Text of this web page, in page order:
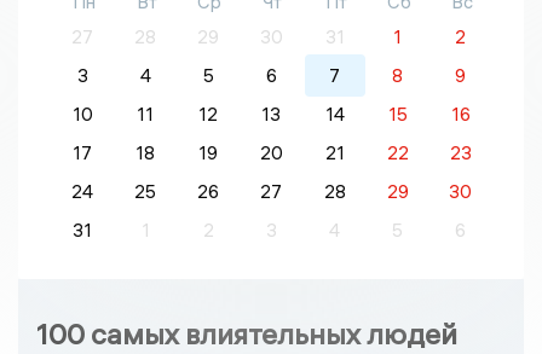
27
28 29 30 31 1
2
3
4 5 6 7 8
9
10
11 12 13 14 15
16
17
18 19 20 21 22
23
24
25 26 27 28 29
30
31
1 2 3 4 5 6
100 самых влиятельных людей